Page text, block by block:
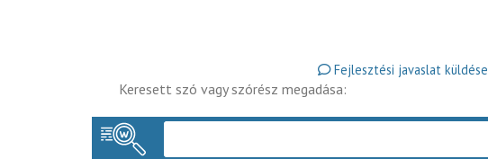
Fejlesztési javaslat küldése
Keresett szó vagy szórész megadása: